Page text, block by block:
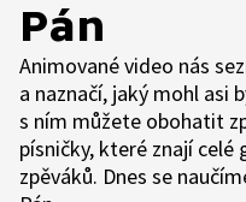
Pán
Animované video nás
a naznačí, jaký mohl asi
s ním můžete obohatit
písničky, které znají celé
zpěváků. Dnes se